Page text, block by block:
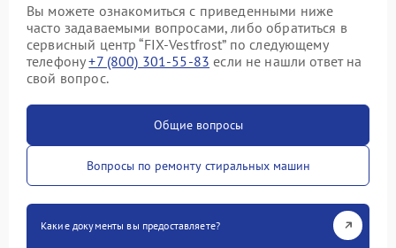
Вы можете ознакомиться с приведенными ниже
часто задаваемыми вопросами, либо обратиться в
сервисный центр “FIX-Vestfrost” по следующему
телефону+7 (800) 301-55-83 если не нашли ответ на
свой вопрос.
Общие вопросы
Вопросы по ремонту стиральных машин
Какие документы вы предоставляете?